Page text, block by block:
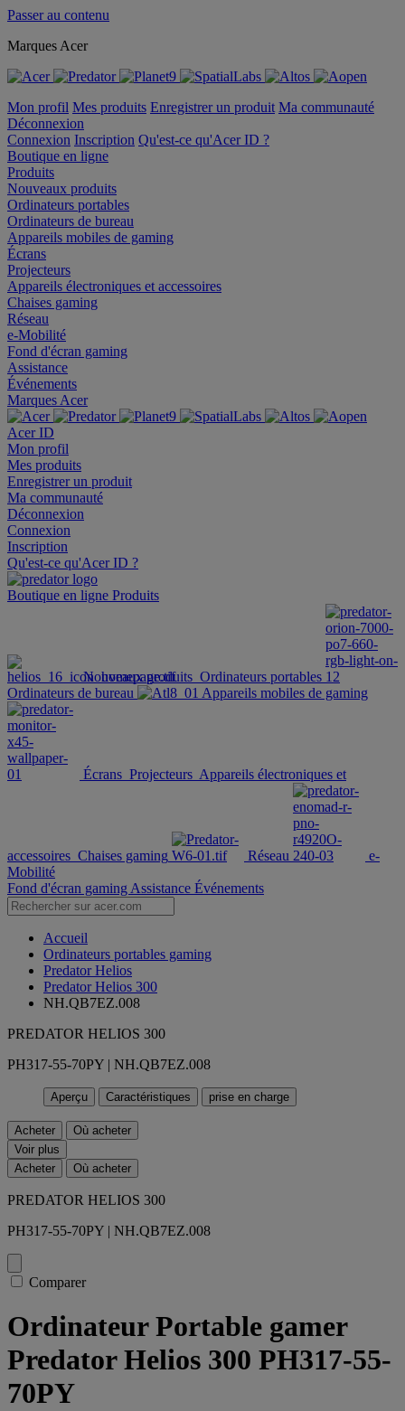
Passer au contenu
Marques Acer
Mon profil Mes produits Enregistrer un produit Ma communauté
Déconnexion
Connexion Inscription Qu'est-ce qu'Acer ID ?
Boutique en ligne
Produits
Nouveaux produits
Ordinateurs portables
Ordinateurs de bureau
Appareils mobiles de gaming
Écrans
Projecteurs
Appareils électroniques et accessoires
Chaises gaming
Réseau
e-Mobilité
Fond d'écran gaming
Assistance
Événements
Marques Acer
Acer ID
Mon profil
Mes produits
Enregistrer un produit
Ma communauté
Déconnexion
Connexion
Inscription
Qu'est-ce qu'Acer ID ?
Boutique en ligne Produits
Nouveaux produits Ordinateurs portables
Ordinateurs de bureau
Appareils mobiles de gaming
Écrans Projecteurs Appareils électroniques et
accessoires Chaises gaming Réseau
e-
Mobilité
Fond d'écran gaming Assistance Événements
Accueil
Ordinateurs portables gaming
Predator Helios
Predator Helios 300
NH.QB7EZ.008
PREDATOR HELIOS 300
PH317-55-70PY | NH.QB7EZ.008
Aperçu Caractéristiques prise en charge
Acheter
Où acheter
Voir plus
Acheter
Où acheter
PREDATOR HELIOS 300
PH317-55-70PY | NH.QB7EZ.008
Comparer
Ordinateur Portable gamer
Predator Helios 300 PH317-55-
70PY